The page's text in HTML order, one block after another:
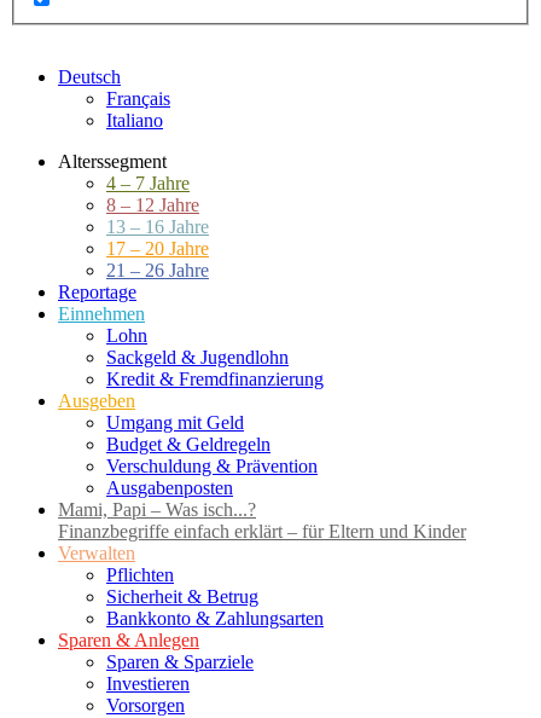
Deutsch
Français
Italiano
Alterssegment
4 – 7 Jahre
8 – 12 Jahre
13 – 16 Jahre
17 – 20 Jahre
21 – 26 Jahre
Reportage
Einnehmen
Lohn
Sackgeld & Jugendlohn
Kredit & Fremdfinanzierung
Ausgeben
Umgang mit Geld
Budget & Geldregeln
Verschuldung & Prävention
Ausgabenposten
Mami, Papi – Was isch...?
Finanzbegriffe einfach erklärt – für Eltern und Kinder
Verwalten
Pflichten
Sicherheit & Betrug
Bankkonto & Zahlungsarten
Sparen & Anlegen
Sparen & Sparziele
Investieren
Vorsorgen